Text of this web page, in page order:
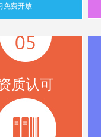
免费开放
质认可